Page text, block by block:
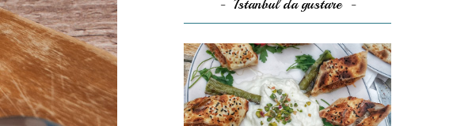
Istanbul da gustare